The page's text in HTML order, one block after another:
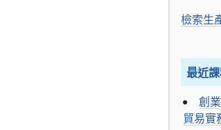
檢索生
最近
創
貿易實